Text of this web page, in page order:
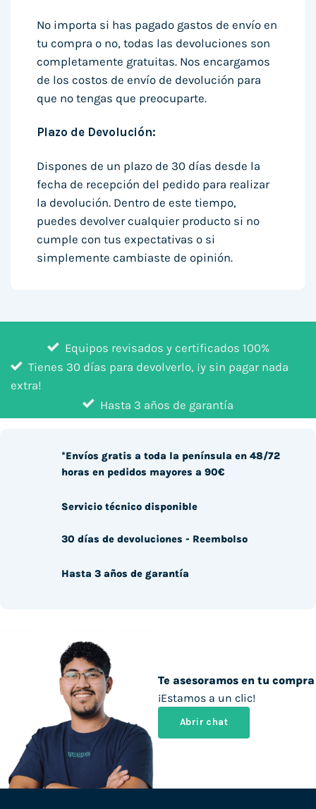
No importa si has pagado gastos de envío en
tu compra o no, todas las devoluciones son
completamente gratuitas. Nos encargamos
de los costos de envío de devolución para
que no tengas que preocuparte.
Plazo de Devolución:
Dispones de un plazo de 30 días desde la
fecha de recepción del pedido para realizar
la devolución. Dentro de este tiempo,
puedes devolver cualquier producto si no
cumple con tus expectativas o si
simplemente cambiaste de opinión.
Equipos revisados y certificados 100%
Tienes 30 días para devolverlo, ¡y sin pagar nada
extra!
Hasta 3 años de garantía
Te asesoramos en tu compra
¡Estamos a un clic!
Abrir chat
*Envíos gratis a toda la península en 48/72
horas en pedidos mayores a 90€
Servicio técnico disponible
30 días de devoluciones - Reembolso
Hasta 3 años de garantía